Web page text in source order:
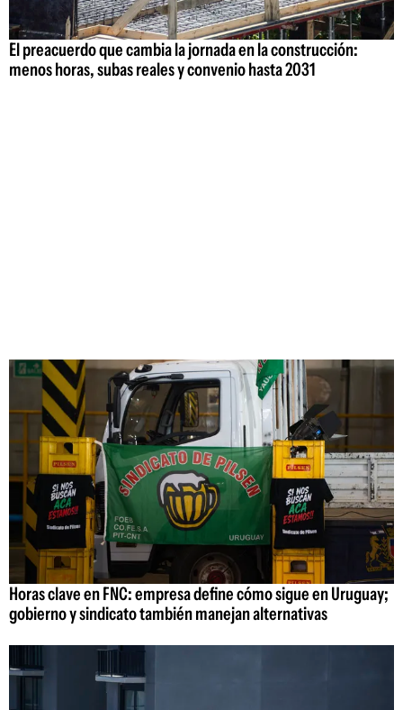
El preacuerdo que cambia la jornada en la construcción:
menos horas, subas reales y convenio hasta 2031
Horas clave en FNC: empresa define cómo sigue en Uruguay;
gobierno y sindicato también manejan alternativas